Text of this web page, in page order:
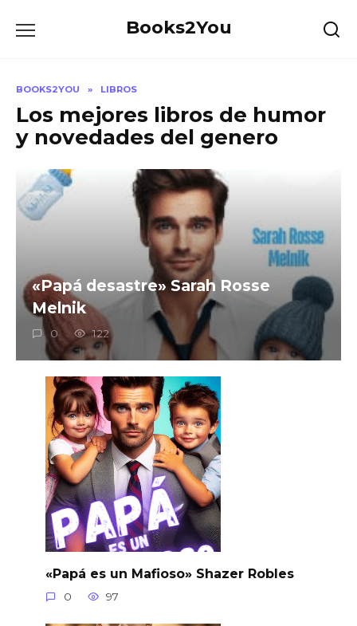
Books2You
BOOKS2YOU » LIBROS
Los mejores libros de humor
y novedades del genero
«Papá desastre» Sarah Rosse
Melnik
0 122
«Papá es un Mafioso» Shazer Robles
0 97